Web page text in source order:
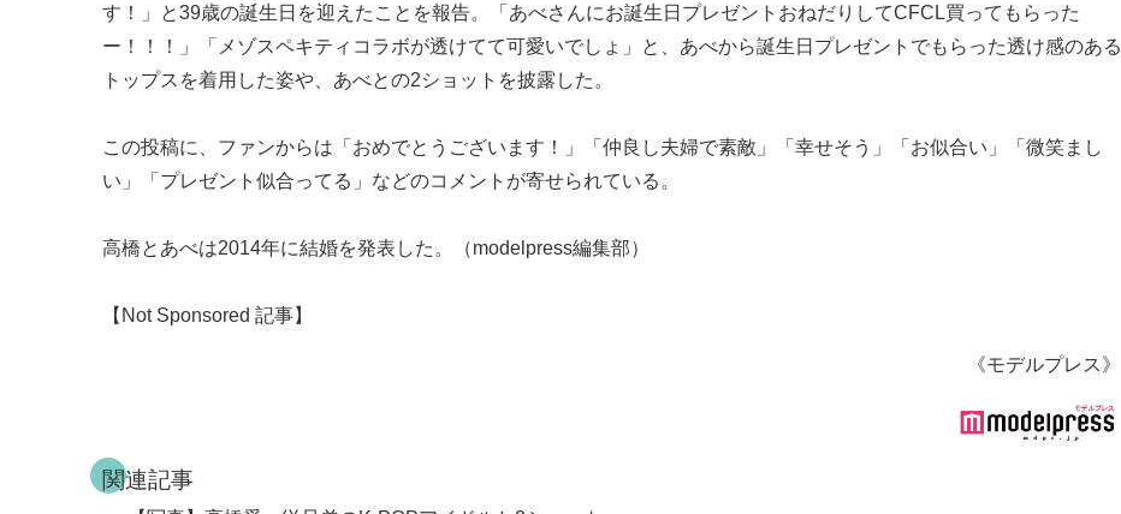
す！」と39歳の誕生日を迎えたことを報告。「あべさんにお誕生日プレゼントおねだりしてCFCL買ってもらった
ー！！！」「メゾスペキティコラボが透けてて可愛いでしょ」と、あべから誕生日プレゼントでもらった透け感のある
トップスを着用した姿や、あべとの2ショットを披露した。
この投稿に、ファンからは「おめでとうございます！」「仲良し夫婦で素敵」「幸せそう」「お似合い」「微笑まし
い」「プレゼント似合ってる」などのコメントが寄せられている。
高橋とあべは2014年に結婚を発表した。（modelpress編集部）
【Not Sponsored 記事】
《モデルプレス》
関連記事